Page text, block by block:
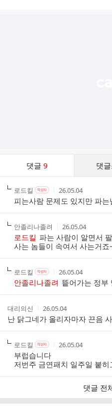
댓글 9 댓
스
작
성
자
로드킬 작
성
자
본
여
부
작
성
자
작
성
시
간
26.05.04
피는사람 문제도 있지만 파
작
성
자
안졸리나졸려
작
성
시
간
26.05.04
로드킬 파는 사람이 알면서
사는 놈들이 속여서 사는거죠
작
성
자
로드킬 작
성
자
본
부
작
성
자
작
성
시
간
26.05.04
안졸리나졸려 띁어가는 정부
작
성
자
대리의신
작
성
시
간
26.05.04
난 닭그네가 올리자마자 끈음
작
성
자
로드킬 작
성
자
본
인
작
자
작
시
간
26.05.04
부럽습니다
저번주 금연패치 일주일 붙히
댓글 전